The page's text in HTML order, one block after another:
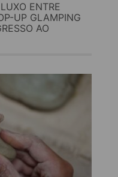
ENTRE
UP GLAMPING
AO